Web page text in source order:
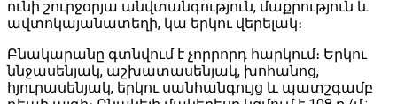
ունի շուրջօրյա անվտանգություն, մաքրություն և
ավտոկայանատեղի, կա երկու վերելակ։
Բնակարանը գտնվում է չորրորդ հարկում։ Երկու
ննջասենյակ, աշխատասենյակ, խոհանոց,
հյուրասենյակ, երկու սանհանգույց և պատշգամբ